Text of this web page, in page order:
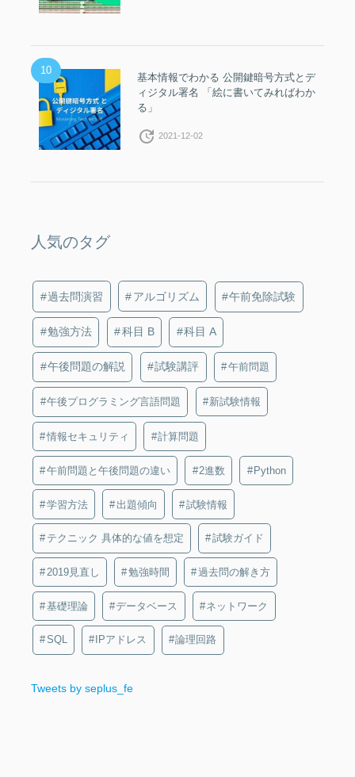
10
基本情報でわかる 公開鍵暗号方式とデ
ィジタル署名 「絵に書いてみればわか
る」
update 2021-12-02
人気のタグ
過去問演習 アルゴリズム 午前免除試験
勉強方法 科目 B 科目 A
午後問題の解説 試験講評 午前問題
午後プログラミング言語問題 新試験情報
情報セキュリティ 計算問題
午前問題と午後問題の違い 2進数 Python
学習方法 出題傾向 試験情報
テクニック 具体的な値を想定 試験ガイド
2019見直し 勉強時間 過去問の解き方
基礎理論 データベース ネットワーク
SQL IPアドレス 論理回路
Tweets by seplus_fe